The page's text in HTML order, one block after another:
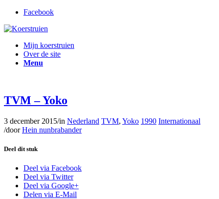
Facebook
Mijn koerstruien
Over de site
Menu
TVM – Yoko
3 december 2015/in Nederland TVM, Yoko 1990 Internationaal
/doorHein nunbrabander
Deel dit stuk
Deel via Facebook
Deel via Twitter
Deel via Google+
Delen via E-Mail